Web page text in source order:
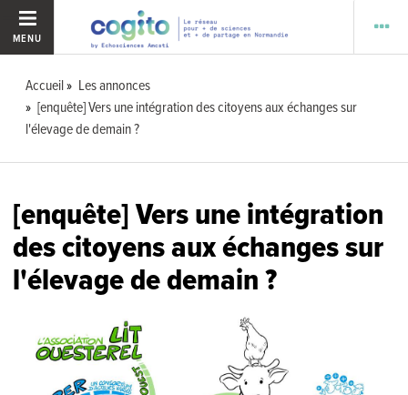
MENU
Accueil
Les annonces
[enquête] Vers une intégration des citoyens aux échanges sur
l'élevage de demain ?
[enquête] Vers une intégration
des citoyens aux échanges sur
l'élevage de demain ?